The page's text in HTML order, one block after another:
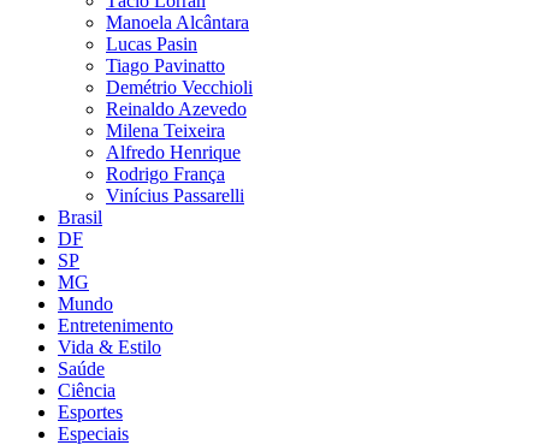
Manoela Alcântara
Lucas Pasin
Tiago Pavinatto
Demétrio Vecchioli
Reinaldo Azevedo
Milena Teixeira
Alfredo Henrique
Rodrigo França
Vinícius Passarelli
Brasil
DF
SP
MG
Mundo
Entretenimento
Vida & Estilo
Saúde
Ciência
Esportes
Especiais